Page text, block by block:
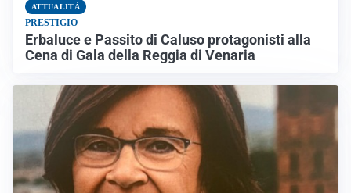
ATTUALITÀ
PRESTIGIO
Erbaluce e Passito di Caluso protagonisti alla
Cena di Gala della Reggia di Venaria